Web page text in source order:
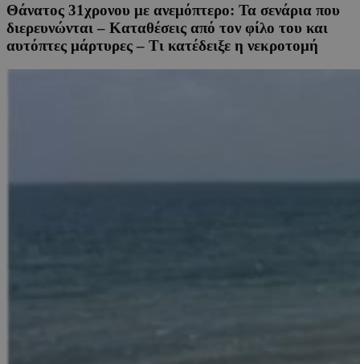
Θάνατος 31χρονου με ανεμόπτερο: Τα σενάρια που
διερευνώνται – Καταθέσεις από τον φίλο του και
αυτόπτες μάρτυρες – Τι κατέδειξε η νεκροτομή